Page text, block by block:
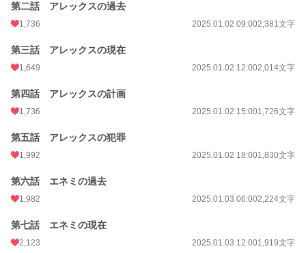
週間ポイント 565 pt (13,486 位)
第二話 アレックスの過去
1,736 2025.01.02 09:002,381文字
第三話 アレックスの現在
1,649 2025.01.02 12:002,014文字
第四話 アレックスの計画
1,736 2025.01.02 15:001,726文字
第五話 アレックスの犯罪
1,992 2025.01.02 18:001,830文字
第六話 エネミの過去
1,982 2025.01.03 06:002,224文字
第七話 エネミの現在
2,123 2025.01.03 12:001,919文字